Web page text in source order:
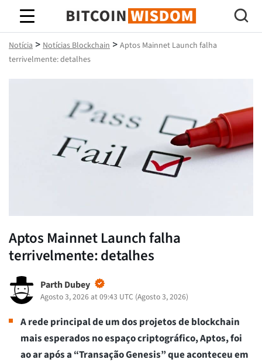
Sabedoria do Bitcoin
Notícia > Notícias Blockchain > Aptos Mainnet Launch falha
terrivelmente: detalhes
Aptos Mainnet Launch falha
terrivelmente: detalhes
Parth Dubey
Agosto 3, 2026 at 09:43 UTC (Agosto 3, 2026)
A rede principal de um dos projetos de blockchain
mais esperados no espaço criptográfico, Aptos, foi
ao ar após a “Transação Genesis” que aconteceu em